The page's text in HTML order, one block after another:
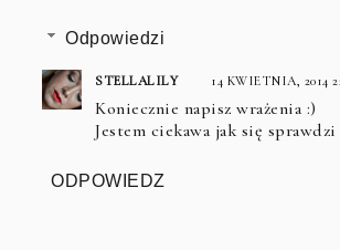
Odpowiedzi
STELLALILY 14 KWIETNIA, 2014
Koniecznie napisz wrażenia :)
Jestem ciekawa jak się
ODPOWIEDZ